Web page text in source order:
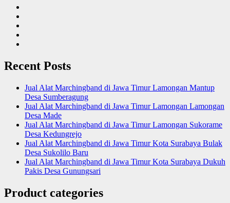
Recent Posts
Jual Alat Marchingband di Jawa Timur Lamongan Mantup
Desa Sumberagung
Jual Alat Marchingband di Jawa Timur Lamongan Lamongan
Desa Made
Jual Alat Marchingband di Jawa Timur Lamongan Sukorame
Desa Kedungrejo
Jual Alat Marchingband di Jawa Timur Kota Surabaya Bulak
Desa Sukolilo Baru
Jual Alat Marchingband di Jawa Timur Kota Surabaya Dukuh
Pakis Desa Gunungsari
Product categories